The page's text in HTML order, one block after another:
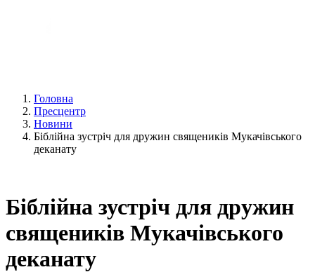
Головна
Пресцентр
Новини
Біблійна зустріч для дружин священиків Мукачівського
деканату
Біблійна зустріч для дружин
священиків Мукачівського
деканату